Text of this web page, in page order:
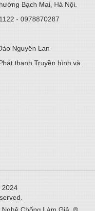
Việt Nam còn dạy
xanh
nghiệp CNTT, AI cho
niên 2026: Tăng tốc
mới
Bạch Mai, Hà Nội.
- 0978870287
Nguyên Lan
thanh Truyền hình và
2024